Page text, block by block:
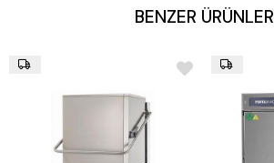
BENZER ÜRÜNLER